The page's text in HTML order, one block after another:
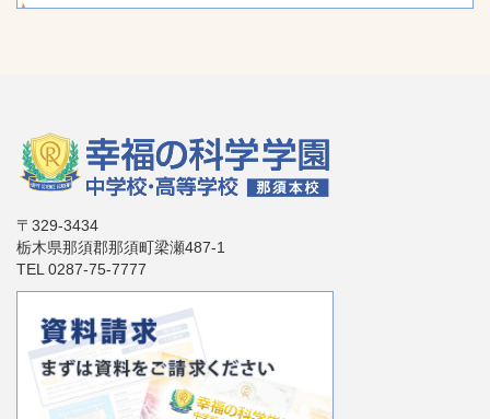
〒329-3434
栃木県那須郡那須町梁瀬487-1
TEL 0287-75-7777